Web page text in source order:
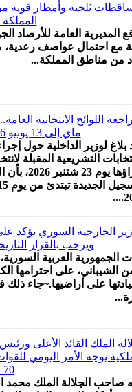
ثلجية وأمطار قوية
المديرية العامة للأرصاد
مع احتمال عواصف رعدية،
من مناطق المملكة...
ماي إلى 13 يونيو 2026 (بلاغ لوزير الداخلية)
بلاغ لوزير الداخلية حول
التشريعية المقبلة
إجراؤها
الخارجية السوري يؤكد
ويرحب بالقرار
الجمهورية العربية
الشيباني، على احترامها
على أراضيها.~جاء ذلك
الملك القائد الأعلى
يوجه الأمر اليومي
70 لتأسيسها
صاحب الجلالة الملك محمد